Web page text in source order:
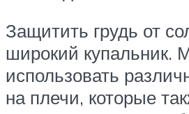
Защитить грудь от
широкий купальник.
использовать
на плечи, которые